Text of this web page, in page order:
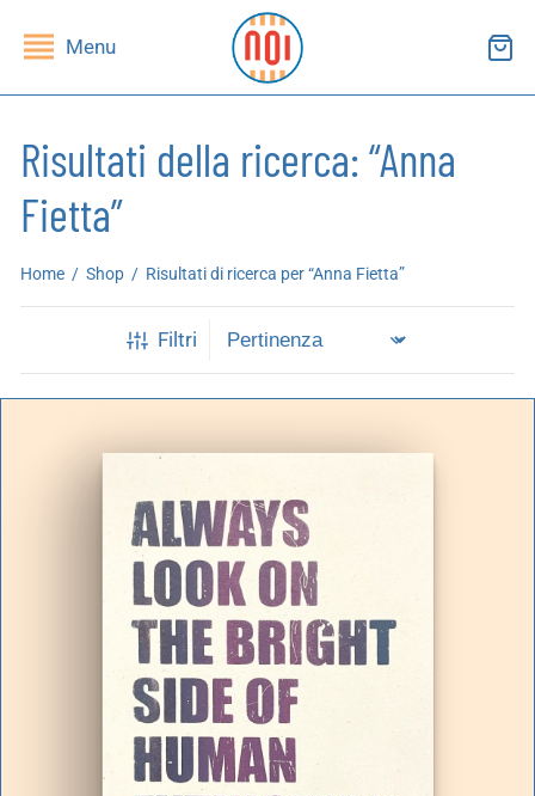
Menu
Risultati della ricerca: “Anna
Fietta”
Home / Shop / Risultati di ricerca per “Anna Fietta”
Filtri
DI LETTURA